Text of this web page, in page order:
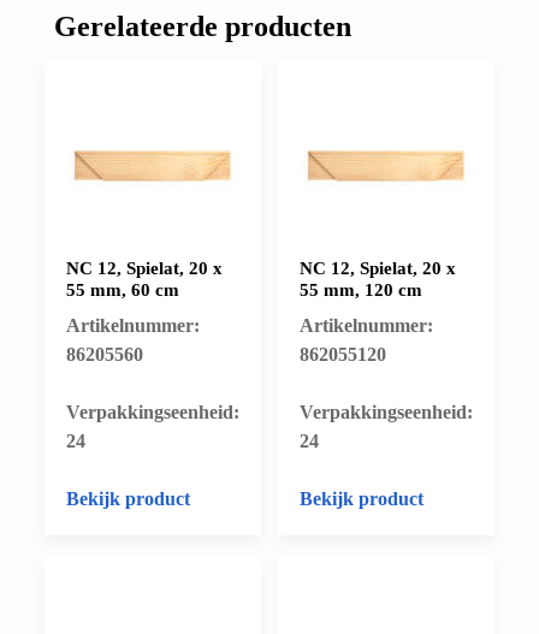
Gerelateerde producten
NC 12, Spielat, 20 x
55 mm, 60 cm
Artikelnummer:
86205560
​Verpakkingseenheid:
24
Bekijk product
NC 12, Spielat, 20 x
55 mm, 120 cm
Artikelnummer:
862055120
​Verpakkingseenheid:
24
Bekijk product